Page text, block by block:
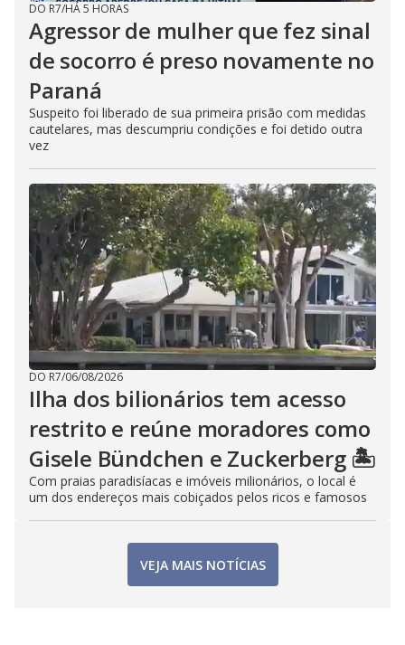
DO R7/HÁ 5 HORAS
Agressor de mulher que fez sinal
de socorro é preso novamente no
Paraná
Suspeito foi liberado de sua primeira prisão com medidas
cautelares, mas descumpriu condições e foi detido outra
vez
DO R7/06/08/2026
Ilha dos bilionários tem acesso
restrito e reúne moradores como
Gisele Bündchen e Zuckerberg 🏝️
Com praias paradisíacas e imóveis milionários, o local é
um dos endereços mais cobiçados pelos ricos e famosos
VEJA MAIS NOTÍCIAS